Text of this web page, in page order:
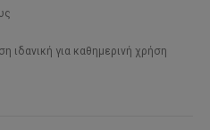
ιδανική για καθημερινή χρήση